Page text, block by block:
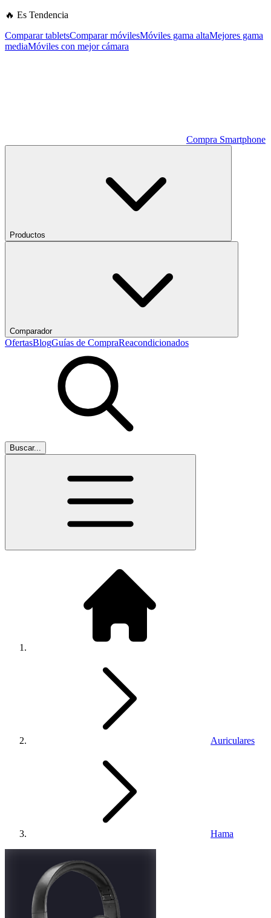
🔥 Es Tendencia
Comparar tabletsComparar móvilesMóviles gama altaMejores gama
mediaMóviles con mejor cámara
Compra Smartphone
Productos
Comparador
OfertasBlogGuías de CompraReacondicionados
Buscar...
Auriculares
Hama